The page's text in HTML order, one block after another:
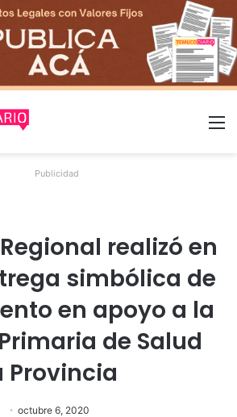
Publicidad
realizó en
simbólica de
en apoyo a la
de Salud
Provincia
octubre 6, 2020